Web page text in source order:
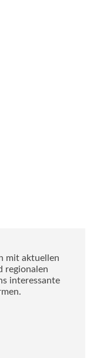
mit aktuellen
regionalen
interessante